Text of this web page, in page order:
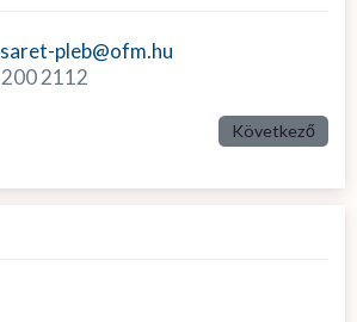
pleb@ofm.hu
2112
Következő